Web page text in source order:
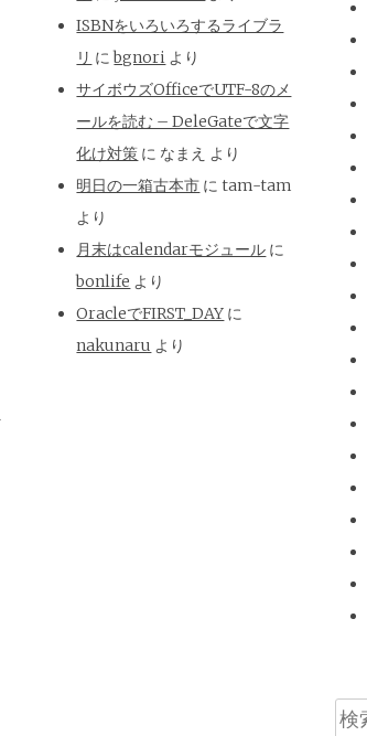
ISBNをいろいろするライブラ
リ にbgnori より
サイボウズOfficeでUTF-8のメ
ールを読む – DeleGateで文字
化け対策 に なまえ より
明日の一箱古本市 にtam-tam
より
月末はcalendarモジュール に
bonlife より
OracleでFIRST_DAY に
nakunaru より
検